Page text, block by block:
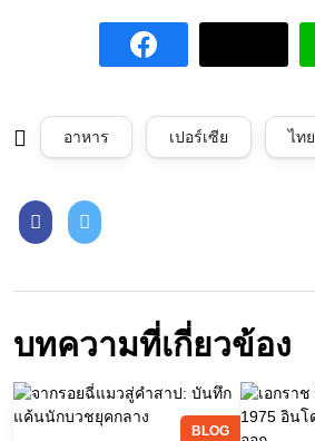
อาหาร เปอร์เซีย ไทย
บทความที่เกี่ยวข้อง
BLOG